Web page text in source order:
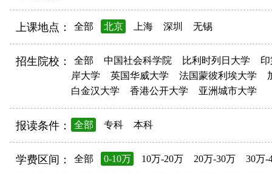
上课地点： 全部 北京 上海 深圳 无锡
招生院校： 全部 中国社会科学院 比利时列日大学
岸大学
英国华威大学 法国蒙彼利埃大学
白金汉大学
香港公开大学 亚洲城市大学
报读条件： 全部 专科 本科
学费区间： 全部 0-10万 10万-20万 20万-30万 30万-